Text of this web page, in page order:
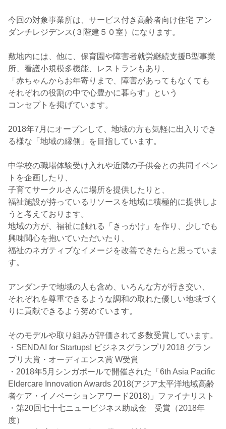
今回の対象事業所は、サービス付き高齢者向け住宅 アン
ダンチレジデンス(３階建５０室）になります。
敷地内には、他に、保育園や障害者就労継続支援B型事業
所、看護小規模多機能、レストランもあり、
「赤ちゃんからお年寄りまで、障害があってもなくても
それぞれの役割の中で心豊かに暮らす」という
コンセプトを掲げています。
2018年7月にオープンして、地域の方も気軽に出入りでき
る様な「地域の縁側」を目指しています。
中学校の職場体験受け入れや近隣の子供会との共同イベン
トを企画したり、
子育てサークルさんに場所を提供したりと、
福祉施設が持っているリソースを地域に積極的に提供しよ
うと考えております。
地域の方が、福祉に触れる「きっかけ」を作り、少しでも
興味関心を抱いていただいたり、
福祉のネガティブなイメージを改善できたらと思っていま
す。
アンダンチで地域の人も含め、いろんな方が行き交い、
それぞれを尊重できるような調和の取れた優しい地域づく
りに貢献できるよう努めています。
そのモデルや取り組みが評価されて多数受賞しています。
・SENDAI for Startups! ビジネスグランプリ2018 グラン
プリ大賞・オーディエンス賞 W受賞
・2018年5月シンガポールで開催された「6th Asia Pacific
Eldercare Innovation Awards 2018(アジア太平洋地域高齢
者ケア・イノベーションアワード2018)」ファイナリスト
・第20回七十七ニュービジネス助成金 受賞（2018年
度）